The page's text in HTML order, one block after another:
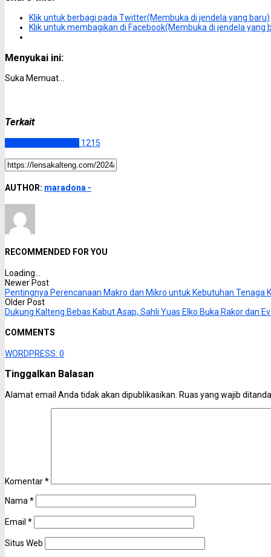
Klik untuk berbagi pada Twitter(Membuka di jendela yang baru)
Klik untuk membagikan di Facebook(Membuka di jendela yang
Menyukai ini:
Suka Memuat...
Terkait
1215
AUTHOR: maradona -
RECOMMENDED FOR YOU
Loading...
Newer Post
Pentingnya Perencanaan Makro dan Mikro untuk Kebutuhan Tenaga
Older Post
Dukung Kalteng Bebas Kabut Asap, Sahli Yuas Elko Buka Rakor dan
COMMENTS
WORDPRESS: 0
Tinggalkan Balasan
Alamat email Anda tidak akan dipublikasikan. Ruas yang wajib
Komentar*
Nama *
Email *
Situs Web